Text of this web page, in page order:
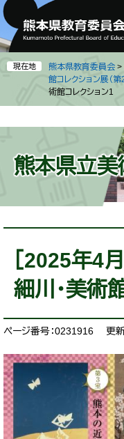
ペ
ー
ジ
の
先
す
メ
ニ
ュ
ー
を
し
現在地 熊本県教育委員会 >
館コレクション展（第
術館コレクション1
熊本県立美
［2025年4
細川・美術
ページ番号：0231916 更